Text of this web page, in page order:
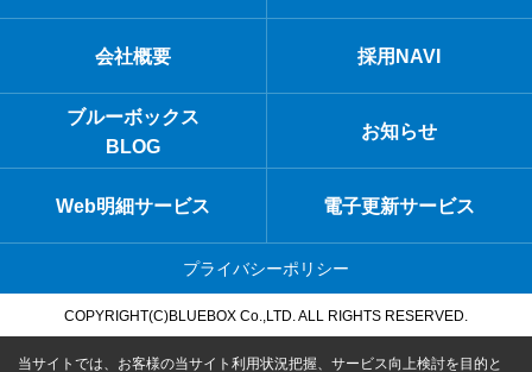
会社概要 採用NAVI
ブルーボックス
BLOG
お知らせ
Web明細サービス 電子更新サービス
プライバシーポリシー
COPYRIGHT(C)BLUEBOX Co.,LTD. ALL RIGHTS RESERVED.
当サイトでは、お客様の当サイト利用状況把握、サービス向上検討を目的と